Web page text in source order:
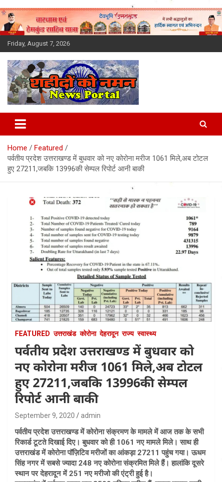
Skip
to
content
Friday, August 7, 2026
Latest News Today, Breaking
News, Uttarakhand News in
Hindi
Home
Featured
पर्वतीय प्रदेश उत्तराखण्ड में बुधवार को नए कोरोना मरीज 1061 मिले,अब टोटल
हुए 27211,जबकि 13996की सेम्पल रिपोर्ट आनी बाकी
FEATURED उत्तराखंड कोरोना देहरादून राज्य स्वास्थ्य
पर्वतीय प्रदेश उत्तराखण्ड में बुधवार को
नए कोरोना मरीज 1061 मिले,अब टोटल
हुए 27211,जबकि 13996की सेम्पल
रिपोर्ट आनी बाकी
September 9, 2020 admin
पर्वतीय प्रदेश उत्तराखण्ड में कोरोना संक्रमण के मामले में आज तक के सभी
रिकार्ड टूटते दिखाई दिए। बुधवार को ही 1061 नए मामले मिले। साथ ही
उत्तराखंड में कोरोना पॉज़िटिव मरीजों का आंकड़ा 27211 पहुंच गया। ऊधम
सिंह नगर में सबसे ज्यादा 248 नए कोरोना संक्रमित मिले हैं। हालांकि दूसरे
स्थान पर देहरादून में 251 नए मरीजो की एंट्री हुई है।